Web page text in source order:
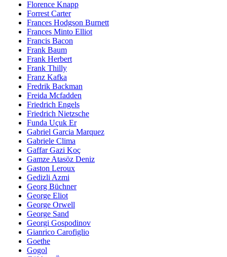
Florence Knapp
Forrest Carter
Frances Hodgson Burnett
Frances Minto Elliot
Francis Bacon
Frank Baum
Frank Herbert
Frank Thilly
Franz Kafka
Fredrik Backman
Freida Mcfadden
Friedrich Engels
Friedrich Nietzsche
Funda Uçuk Er
Gabriel Garcia Marquez
Gabriele Clima
Gaffar Gazi Koç
Gamze Atasöz Deniz
Gaston Leroux
Gedizli Azmi
Georg Büchner
George Eliot
George Orwell
George Sand
Georgi Gospodinov
Gianrico Carofiglio
Goethe
Gogol